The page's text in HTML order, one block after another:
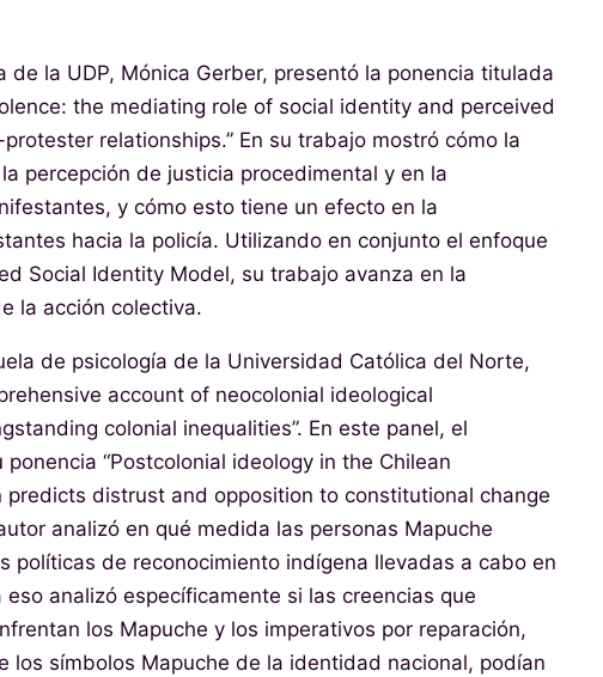
la UDP, Mónica Gerber, presentó la ponencia titulada
the mediating role of social identity and perceived
relationships.” En su trabajo mostró cómo la
percepción de justicia procedimental y en la
y cómo esto tiene un efecto en la
hacia la policía. Utilizando en conjunto el enfoque
Social Identity Model, su trabajo avanza en la
la acción colectiva.
de psicología de la Universidad Católica del Norte,
account of neocolonial ideological
colonial inequalities”. En este panel, el
“Postcolonial ideology in the Chilean
distrust and opposition to constitutional change
analizó en qué medida las personas Mapuche
políticas de reconocimiento indígena llevadas a cabo en
analizó específicamente si las creencias que
los Mapuche y los imperativos por reparación,
los símbolos Mapuche de la identidad nacional, podían